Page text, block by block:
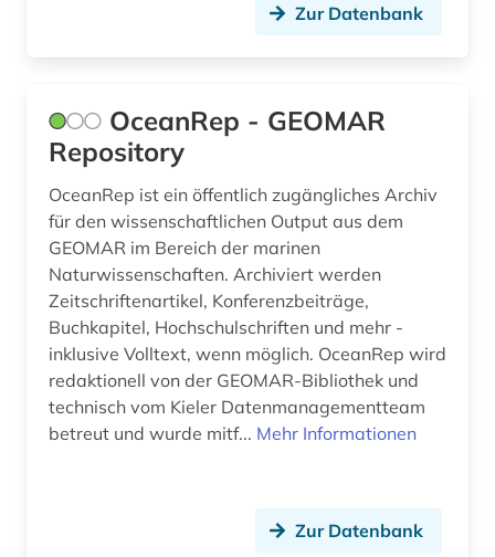
meereswissenschaften (1)
meteorologie (1)
modellierung (1)
nanotechnologie (2)
offshore-technik (1)
online-ressource (1)
ozeanographie (1)
Zur Datenbank
OceanRep - GEOMAR
Repository
OceanRep ist ein öffentlich zugängliches Archiv
für den wissenschaftlichen Output aus dem
GEOMAR im Bereich der marinen
Naturwissenschaften. Archiviert werden
Zeitschriftenartikel, Konferenzbeiträge,
Buchkapitel, Hochschulschriften und mehr -
inklusive Volltext, wenn möglich. OceanRep wird
redaktionell von der GEOMAR-Bibliothek und
technisch vom Kieler Datenmanagementteam
betreut und wurde mitf... Mehr Informationen
Zur Datenbank